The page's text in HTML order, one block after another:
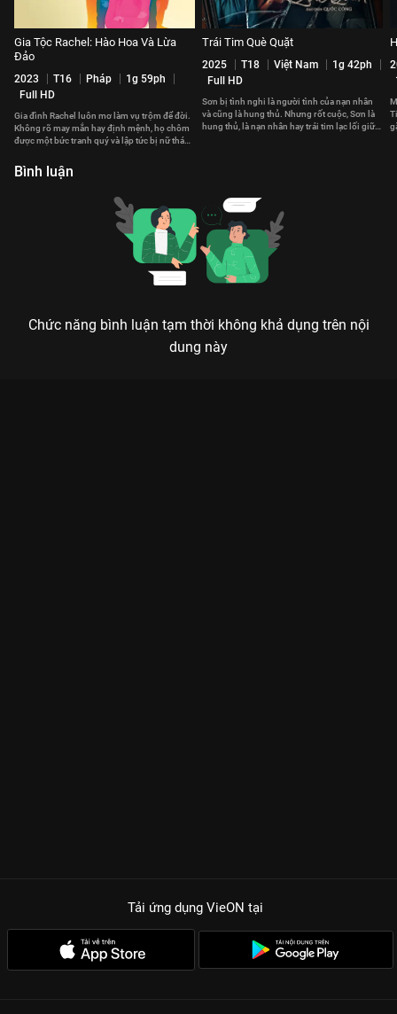
Gia Tộc Rachel: Hào Hoa Và Lừa
Đảo
2023 T16 Pháp
1g 59ph
Full HD
Gia đình Rachel luôn mơ làm vụ trộm để đời.
Không rõ may mắn hay định mệnh, họ chôm
được một bức tranh quý và lập tức bị nữ thám
Trái Tim Què Quặt
2025 T18 Việt Nam
1g 42ph
Full HD
Sơn bị tình nghi là người tình của nạn nhân
và cũng là hung thủ. Nhưng rốt cuộc, Sơn là
hung thủ, là nạn nhân hay trái tim lạc lối giữa
Bình luận
Chức năng bình luận tạm thời không khả dụng trên nội
dung này
Tải ứng dụng VieON tại